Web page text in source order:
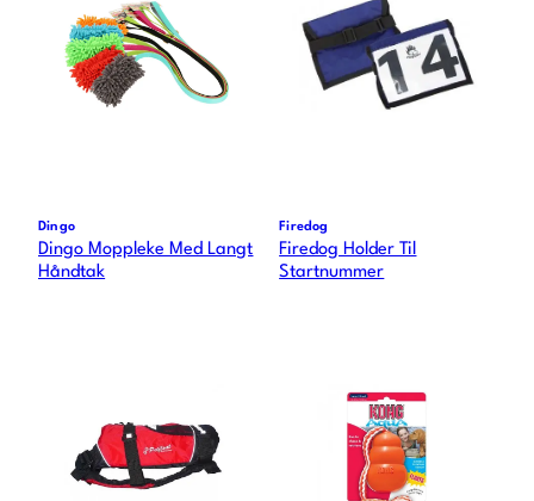
Dingo
Dingo Moppleke Med Langt
Håndtak
Firedog
Firedog Holder Til
Startnummer